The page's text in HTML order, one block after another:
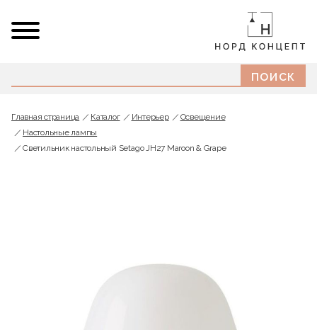
Главная страница Каталог Интерьер
Освещение
Настольные лампы
Светильник настольный Setago JH27 Maroon & Grape